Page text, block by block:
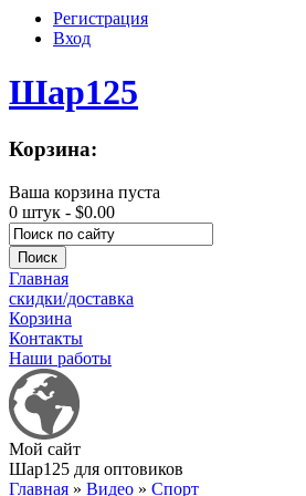
Регистрация
Вход
Шар125
Корзина:
Ваша корзина пуста
0 штук - $0.00
Главная
скидки/доставка
Корзина
Контакты
Наши работы
Мой сайт
Шар125 для оптовиков
Главная » Видео » Спорт